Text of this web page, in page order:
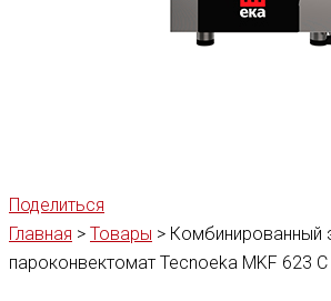
Поделиться
Главная > Товары > Комбинированный
пароконвектомат Tecnoeka MKF 623 С